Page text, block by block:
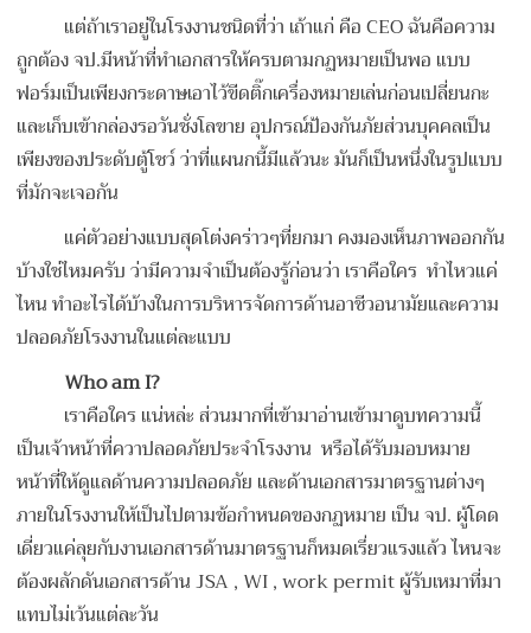
แต่ถ้าเราอยู่ในโรงงานชนิดที่ว่า เถ้าแก่ คือ CEO ฉันคือความ
ถูกต้อง จป.มีหน้าที่ทำเอกสารให้ครบตามกฏหมายเป็นพอ แบบ
ฟอร์มเป็นเพียงกระดาษเอาไว้ขีดติ๊กเครื่องหมายเล่นก่อนเปลี่ยนกะ
และเก็บเข้ากล่องรอวันชั่งโลขาย อุปกรณ์ป้องกันภัยส่วนบุคคลเป็น
เพียงของประดับตู้โชว์ ว่าที่แผนกนี้มีแล้วนะ มันก็เป็นหนึ่งในรูปแบบ
ที่มักจะเจอกัน
แค่ตัวอย่างแบบสุดโต่งคร่าวๆที่ยกมา คงมองเห็นภาพออกกัน
บ้างใช่ไหมครับ ว่ามีความจำเป็นต้องรู้ก่อนว่า เราคือใคร ทำไหวแค่
ไหน ทำอะไรได้บ้างในการบริหารจัดการด้านอาชีวอนามัยและความ
ปลอดภัยโรงงานในแต่ละแบบ
Who am I?
เราคือใคร แน่หล่ะ ส่วนมากที่เข้ามาอ่านเข้ามาดูบทความนี้
เป็นเจ้าหน้าที่ควาปลอดภัยประจำโรงงาน หรือได้รับมอบหมาย
หน้าที่ให้ดูแลด้านความปลอดภัย และด้านเอกสารมาตรฐานต่างๆ
ภายในโรงงานให้เป็นไปตามข้อกำหนดของกฏหมาย เป็น จป. ผู้โดด
เดี่ยวแค่ลุยกับงานเอกสารด้านมาตรฐานก็หมดเรี่ยวแรงแล้ว ไหนจะ
ต้องผลักดันเอกสารด้าน JSA , WI , work permit ผู้รับเหมาที่มา
แทบไม่เว้นแต่ละวัน